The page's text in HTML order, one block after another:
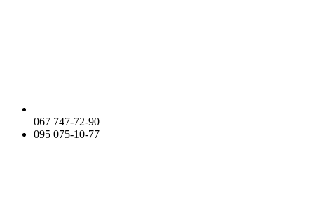
067 747-72-90
095 075-10-77